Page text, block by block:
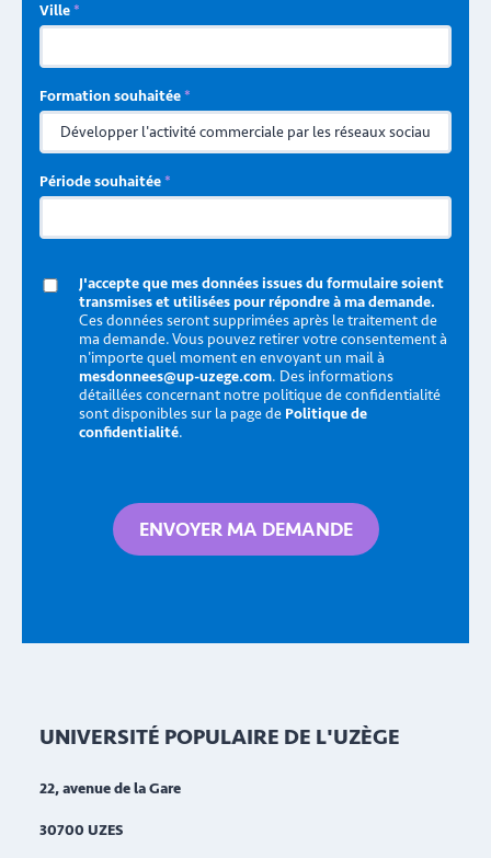
Ville*
Formation souhaitée*
Période souhaitée*
J'accepte que mes données issues du formulaire soient
transmises et utilisées pour répondre à ma demande.
Ces données seront supprimées après le traitement de
ma demande. Vous pouvez retirer votre consentement à
n'importe quel moment en envoyant un mail à
mesdonnees@up-uzege.com. Des informations
détaillées concernant notre politique de confidentialité
sont disponibles sur la page de Politique de
confidentialité.
UNIVERSITÉ POPULAIRE DE L'UZÈGE
22, avenue de la Gare
30700 UZES